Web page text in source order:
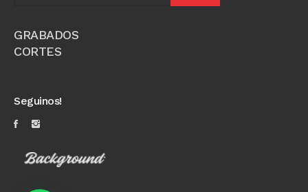
GRABADOS
CORTES
Seguinos!